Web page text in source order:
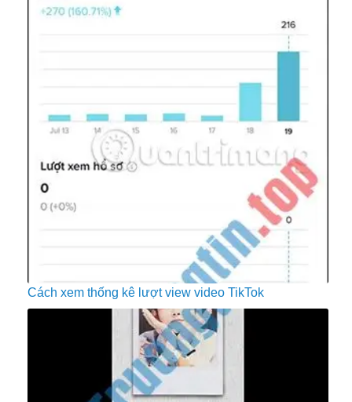
Cách xem thống kê lượt view video TikTok